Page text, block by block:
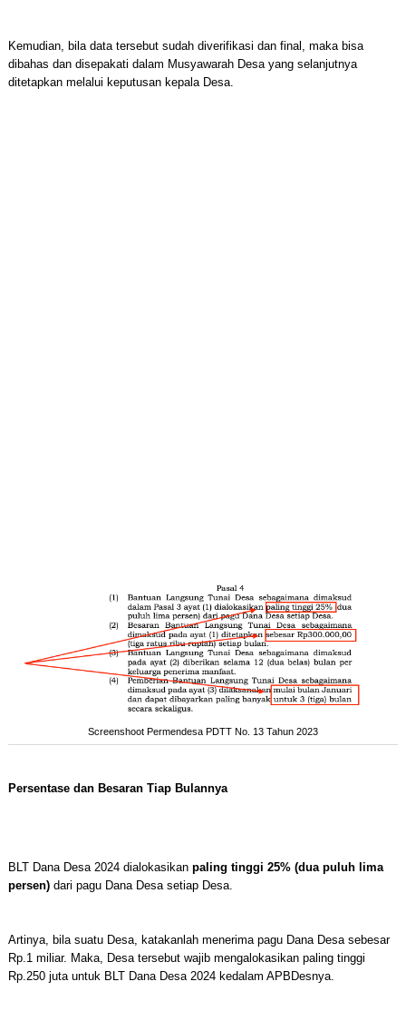
Kemudian, bila data tersebut sudah diverifikasi dan final, maka bisa
dibahas dan disepakati dalam Musyawarah Desa yang selanjutnya
ditetapkan melalui keputusan kepala Desa.
Screenshoot Permendesa PDTT No. 13 Tahun 2023
Persentase dan Besaran Tiap Bulannya
BLT Dana Desa 2024 dialokasikan paling tinggi 25% (dua puluh lima
persen)dari pagu Dana Desa setiap Desa.
Artinya, bila suatu Desa, katakanlah menerima pagu Dana Desa sebesar
Rp.1 miliar. Maka, Desa tersebut wajib mengalokasikan paling tinggi
Rp.250 juta untuk BLT Dana Desa 2024 kedalam APBDesnya.